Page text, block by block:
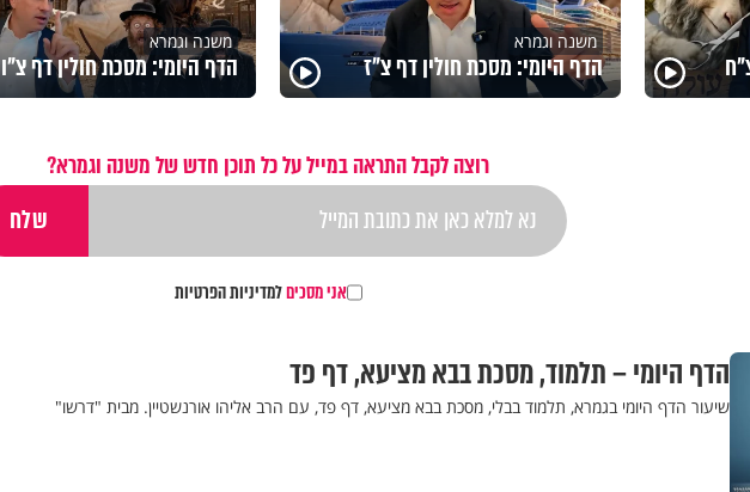
משנה וגמרא
הדף היומי: מסכת חולין דף צ"ז
משנה וגמרא
הדף היומי: מסכת חולין דף צ"ו
רוצה לקבל התראה במייל על כל תוכן חדש של משנה וגמרא?
אני מסכיםלמדיניות הפרטיות
הדף היומי – תלמוד, מסכת בבא מציעא, דף פד
שיעור הדף היומי בגמרא, תלמוד בבלי, מסכת בבא מציעא, דף פד, עם הרב אליהו אורנשטיין. מבית "דרשו"